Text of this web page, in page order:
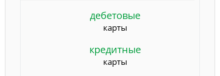
дебетовые
карты
кредитные
карты